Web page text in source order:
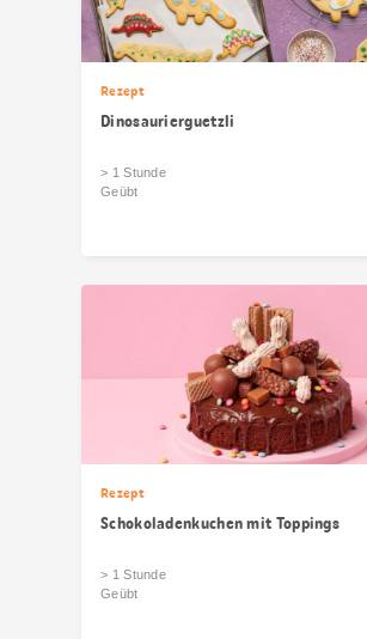
Rezept
Dinosaurierguetzli
> 1 Stunde
Geübt
Rezept
Schokoladenkuchen mit Toppings
> 1 Stunde
Geübt